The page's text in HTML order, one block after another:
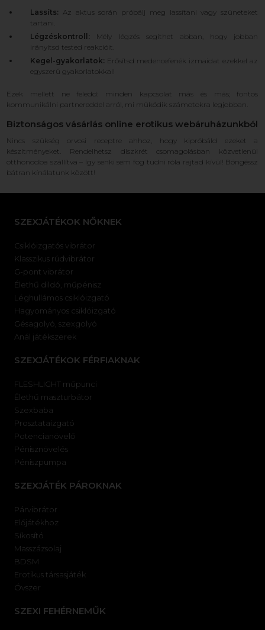
Lassíts: Az aktus során próbálj meg lassítani vagy szüneteket
tartani.
Légzéskontroll: Mély légzés segíthet abban, hogy jobban
irányítsd tested reakcióit.
Kegel-gyakorlatok: Erősítsd medencefenék izmaidat ezekkel az
egyszerű gyakorlatokkal!
Ezek mellett ne feledd: minden kapcsolat más és más; fontos
kommunikálni partnereddel arról, mi működik számotokra legjobban.
Biztonságos vásárlás online erotikus webáruházunkból
Nincs szükség orvosi receptre ahhoz, hogy kipróbáld ezeket a
készítményeket. Rendelhetsz diszkrét csomagolásban közvetlenül
otthonodba szállítva – így senki sem fog tudni róla rajtad kívül! Böngéssz
bátran kínálatunk között!
SZEXJÁTÉKOK NŐKNEK
Csiklóizgatós vibrátor
Klasszikus rúdvibrátor
G-pont vibrátor
Élethű dildó, műpénisz
Léghullámos csiklóizgató
Hagyományos csiklóizgató
Gésagolyó, szexgolyó
Anál játékszerek
SZEXJÁTÉKOK FÉRFIAKNAK
FLESHLIGHT műpunci
Élethű maszturbátor
Szexbaba
Prosztataizgató
Potencianövelő
Pénisznövelés
Péniszpumpa
SZEXJÁTÉK PÁROKNAK
Párvibrátor
Előjátékhoz
Síkosító
Masszázsolaj
BDSM
Erotikus társasjáték
Óvszer
SZEXI FEHÉRNEMŰK